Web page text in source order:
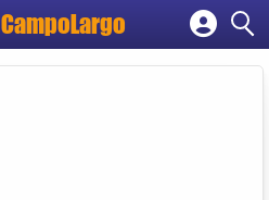
CampoLargo
Cadastrar empresa